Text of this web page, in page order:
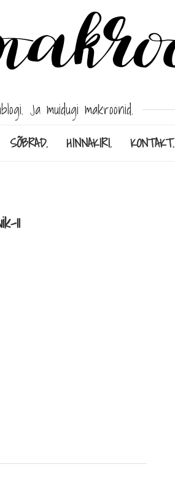
Ja muidugi makroonid.
SÕBRAD. HINNAKIRI. KONTAKT.
11